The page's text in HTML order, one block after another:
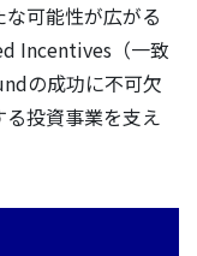
可能性が広がる
Incentives（一致
の成功に不可欠
投資事業を支え